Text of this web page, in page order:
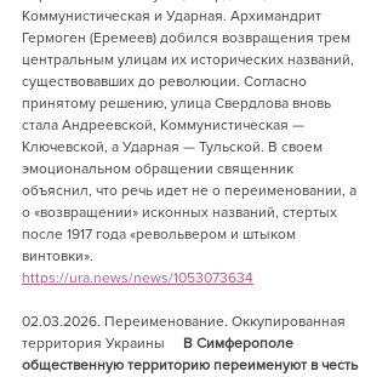
Коммунистическая и Ударная. Архимандрит
Гермоген (Еремеев) добился возвращения трем
центральным улицам их исторических названий,
существовавших до революции. Согласно
принятому решению, улица Свердлова вновь
стала Андреевской, Коммунистическая —
Ключевской, а Ударная — Тульской. В своем
эмоциональном обращении священник
объяснил, что речь идет не о переименовании, а
о «возвращении» исконных названий, стертых
после 1917 года «револьвером и штыком
винтовки».
https://ura.news/news/1053073634
02.03.2026. Переименование. Оккупированная
территория Украины В Симферополе
общественную территорию переименуют в честь